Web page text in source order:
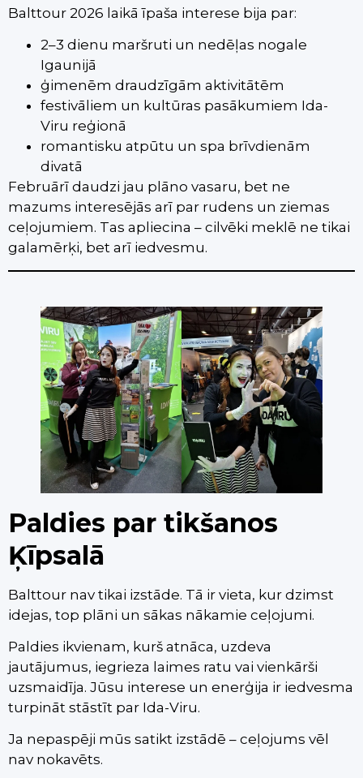
Balttour 2026 laikā īpaša interese bija par:
2–3 dienu maršruti un nedēļas nogale
Igaunijā
ģimenēm draudzīgām aktivitātēm
festivāliem un kultūras pasākumiem Ida-
Viru reģionā
romantisku atpūtu un spa brīvdienām
divatā
Februārī daudzi jau plāno vasaru, bet ne
mazums interesējās arī par rudens un ziemas
ceļojumiem. Tas apliecina – cilvēki meklē ne tikai
galamērķi, bet arī iedvesmu.
Paldies par tikšanos
Ķīpsalā
Balttour nav tikai izstāde. Tā ir vieta, kur dzimst
idejas, top plāni un sākas nākamie ceļojumi.
Paldies ikvienam, kurš atnāca, uzdeva
jautājumus, iegrieza laimes ratu vai vienkārši
uzsmaidīja. Jūsu interese un enerģija ir iedvesma
turpināt stāstīt par Ida-Viru.
Ja nepaspēji mūs satikt izstādē – ceļojums vēl
nav nokavēts.